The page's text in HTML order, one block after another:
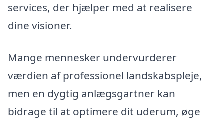
services, der hjælper med at realisere
dine visioner.
Mange mennesker undervurderer
værdien af professionel landskabspleje,
men en dygtig anlægsgartner kan
bidrage til at optimere dit uderum, øge